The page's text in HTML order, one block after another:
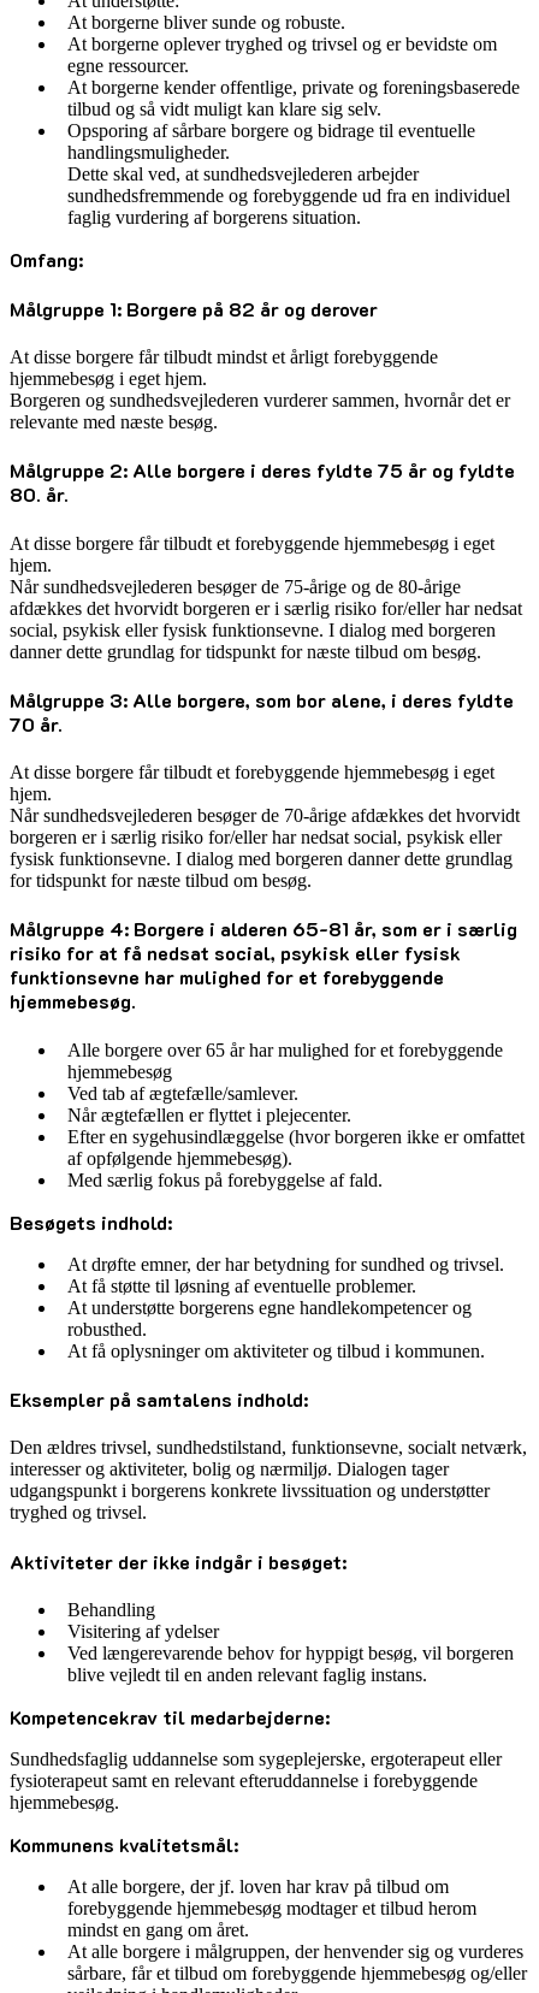
At borgerne bliver sunde og robuste.
At borgerne oplever tryghed og trivsel og er bevidste om
egne ressourcer.
At borgerne kender offentlige, private og foreningsbaserede
tilbud og så vidt muligt kan klare sig selv.
Opsporing af sårbare borgere og bidrage til eventuelle
handlingsmuligheder.
Dette skal ved, at sundhedsvejlederen arbejder
sundhedsfremmende og forebyggende ud fra en individuel
faglig vurdering af borgerens situation.
Omfang:
Målgruppe 1: Borgere på 82 år og derover
At disse borgere får tilbudt mindst et årligt forebyggende
hjemmebesøg i eget hjem.
Borgeren og sundhedsvejlederen vurderer sammen, hvornår det er
relevante med næste besøg.
Målgruppe 2: Alle borgere i deres fyldte 75 år og fyldte
80. år.
At disse borgere får tilbudt et forebyggende hjemmebesøg i eget
hjem.
Når sundhedsvejlederen besøger de 75-årige og de 80-årige
afdækkes det hvorvidt borgeren er i særlig risiko for/eller har nedsat
social, psykisk eller fysisk funktionsevne. I dialog med borgeren
danner dette grundlag for tidspunkt for næste tilbud om besøg.
Målgruppe 3: Alle borgere, som bor alene, i deres fyldte
70 år.
At disse borgere får tilbudt et forebyggende hjemmebesøg i eget
hjem.
Når sundhedsvejlederen besøger de 70-årige afdækkes det hvorvidt
borgeren er i særlig risiko for/eller har nedsat social, psykisk eller
fysisk funktionsevne. I dialog med borgeren danner dette grundlag
for tidspunkt for næste tilbud om besøg.
Målgruppe 4: Borgere i alderen 65-81 år, som er i særlig
risiko for at få nedsat social, psykisk eller fysisk
funktionsevne har mulighed for et forebyggende
hjemmebesøg.
Alle borgere over 65 år har mulighed for et forebyggende
hjemmebesøg
Ved tab af ægtefælle/samlever.
Når ægtefællen er flyttet i plejecenter.
Efter en sygehusindlæggelse (hvor borgeren ikke er omfattet
af opfølgende hjemmebesøg).
Med særlig fokus på forebyggelse af fald.
Besøgets indhold:
At drøfte emner, der har betydning for sundhed og trivsel.
At få støtte til løsning af eventuelle problemer.
At understøtte borgerens egne handlekompetencer og
robusthed.
At få oplysninger om aktiviteter og tilbud i kommunen.
Eksempler på samtalens indhold:
Den ældres trivsel, sundhedstilstand, funktionsevne, socialt netværk,
interesser og aktiviteter, bolig og nærmiljø. Dialogen tager
udgangspunkt i borgerens konkrete livssituation og understøtter
tryghed og trivsel.
Aktiviteter der ikke indgår i besøget:
Behandling
Visitering af ydelser
Ved længerevarende behov for hyppigt besøg, vil borgeren
blive vejledt til en anden relevant faglig instans.
Kompetencekrav til medarbejderne:
Sundhedsfaglig uddannelse som sygeplejerske, ergoterapeut eller
fysioterapeut samt en relevant efteruddannelse i forebyggende
hjemmebesøg.
Kommunens kvalitetsmål:
At alle borgere, der jf. loven har krav på tilbud om
forebyggende hjemmebesøg modtager et tilbud herom
mindst en gang om året.
At alle borgere i målgruppen, der henvender sig og vurderes
sårbare, får et tilbud om forebyggende hjemmebesøg og/eller